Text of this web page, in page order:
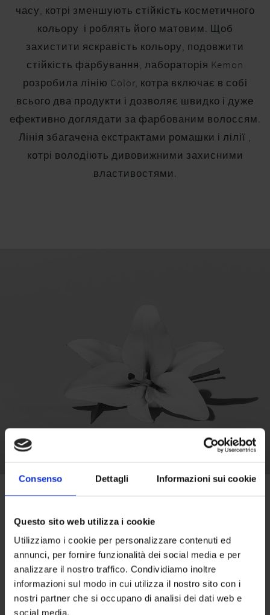
Consenso Dettagli Informazioni sui cookie
Questo sito web utilizza i cookie
Utilizziamo i cookie per personalizzare contenuti ed
annunci, per fornire funzionalità dei social media e per
analizzare il nostro traffico. Condividiamo inoltre
informazioni sul modo in cui utilizza il nostro sito con i
nostri partner che si occupano di analisi dei dati web e
social media.
часу, котрі зменшують стійкість косметичного
кольору і роблять його матовим. Щоб
захистити яскравість кольору, подовжити
стійкість фарбування, лабораторія Kemon
розробила лінію Color, котра включає в собі
всього два продукти і дозволяє швидко і дуже
ефективно доглядати за фарбованим волоссям.
Лінія збагачена екстрактами ромашки і лілії ,
котрі володіють дивовижними захисними
властивостями.
Квіткові екстракти
ромашки і лілії
Екстракти цих рослин володіють зволожуючими
властивостями і були вибрані для серії Color
завдяки захисним і антиоксидантним якостям.